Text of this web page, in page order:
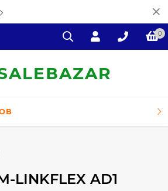
0
ВAZAR
LINKFLEX AD1